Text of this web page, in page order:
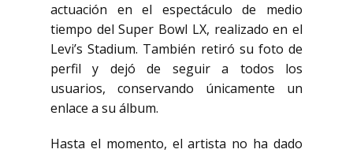
actuación en el espectáculo de medio
tiempo del Super Bowl LX, realizado en el
Levi’s Stadium. También retiró su foto de
perfil y dejó de seguir a todos los
usuarios, conservando únicamente un
enlace a su álbum.
Hasta el momento, el artista no ha dado